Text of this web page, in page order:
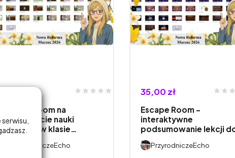
Escape Room na
rozpoczęcie nauki
przyrody w klasie…
PrzyrodniczeEcho
35,00 zł
Escape Room –
interaktywne
podsumowanie lekcji
…
PrzyrodniczeEcho